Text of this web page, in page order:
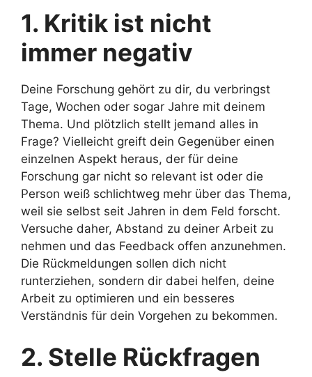
1. Kritik ist nicht
immer negativ
Deine Forschung gehört zu dir, du verbringst
Tage, Wochen oder sogar Jahre mit deinem
Thema. Und plötzlich stellt jemand alles in
Frage? Vielleicht greift dein Gegenüber einen
einzelnen Aspekt heraus, der für deine
Forschung gar nicht so relevant ist oder die
Person weiß schlichtweg mehr über das Thema,
weil sie selbst seit Jahren in dem Feld forscht.
Versuche daher, Abstand zu deiner Arbeit zu
nehmen und das Feedback offen anzunehmen.
Die Rückmeldungen sollen dich nicht
runterziehen, sondern dir dabei helfen, deine
Arbeit zu optimieren und ein besseres
Verständnis für dein Vorgehen zu bekommen.
2. Stelle Rückfragen